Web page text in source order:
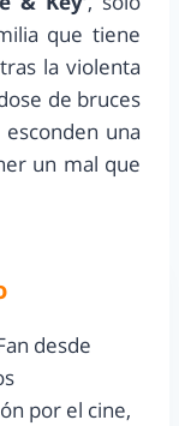
que tiene
la violenta
de bruces
una
un mal que
desde
por el cine,